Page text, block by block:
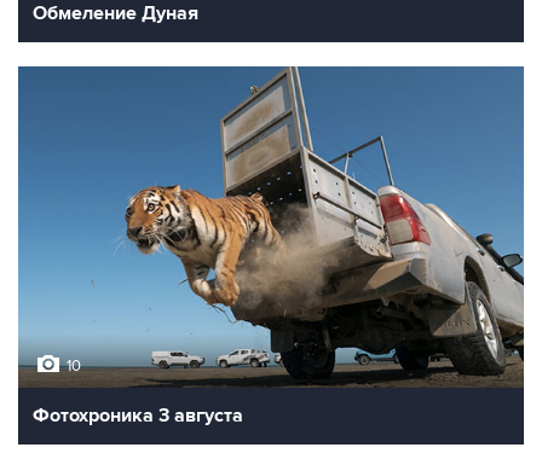
Обмеление Дуная
10
Фотохроника 3 августа